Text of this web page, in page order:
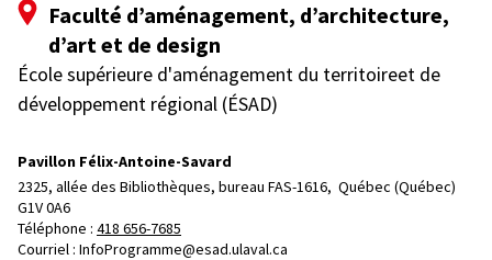
Faculté d’aménagement, d’architecture,
d’art et de design
École supérieure d'aménagement du territoireet de
développement régional (ÉSAD)
Pavillon Félix-Antoine-Savard
2325, allée des Bibliothèques, bureau FAS-1616, Québec (Québec)
G1V 0A6
Téléphone : 418 656-7685
Courriel : InfoProgramme@esad.ulaval.ca